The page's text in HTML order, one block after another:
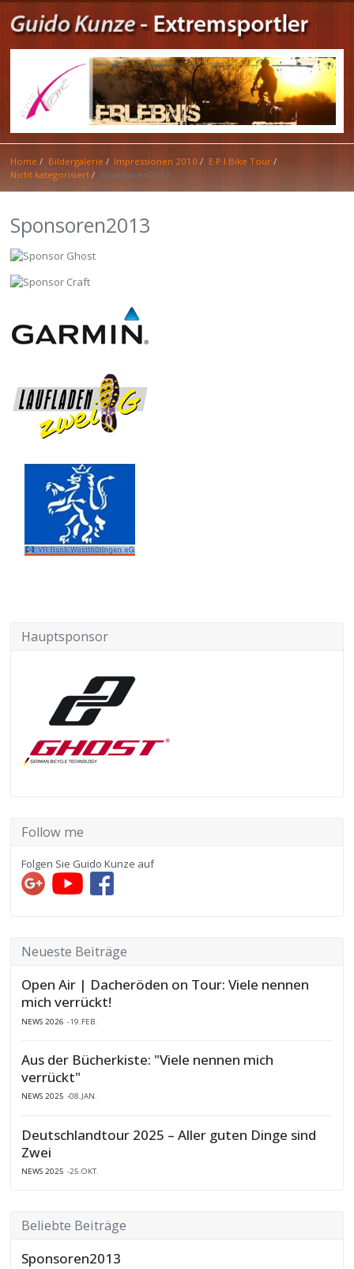
Home Bildergalerie Impressionen 2010
E·P·I Bike Tour
Nicht kategorisiert
Sponsoren2013
Sponsoren2013
Hauptsponsor
Follow me
Folgen Sie Guido Kunze auf
Neueste Beiträge
Open Air | Dacheröden on Tour: Viele nennen
mich verrückt!
NEWS 2026 19.FEB.
Aus der Bücherkiste: "Viele nennen mich
verrückt"
NEWS 2025 08.JAN.
Deutschlandtour 2025 – Aller guten Dinge sind
Zwei
NEWS 2025 25.OKT.
Beliebte Beiträge
Sponsoren2013